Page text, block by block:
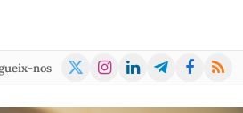
nos
X
Instagram
LinkedInTelegramFacebook
RSS